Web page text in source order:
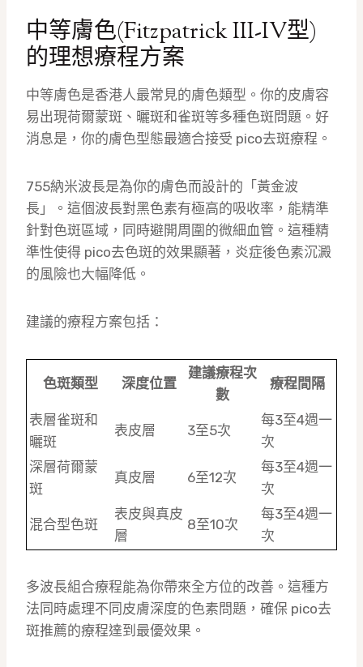
中等膚色(Fitzpatrick III-IV型)
的理想療程方案
中等膚色是香港人最常見的膚色類型。你的皮膚容
易出現荷爾蒙斑、曬斑和雀斑等多種色斑問題。好
消息是，你的膚色型態最適合接受 pico去斑療程。
755納米波長是為你的膚色而設計的「黃金波
長」。這個波長對黑色素有極高的吸收率，能精準
針對色斑區域，同時避開周圍的微細血管。這種精
準性使得 pico去色斑的效果顯著，炎症後色素沉澱
的風險也大幅降低。
建議的療程方案包括：
色斑類型 深度位置
建議療程次
數
療程間隔
表層雀斑和
曬斑
表皮層 3至5次
每3至4週一
次
深層荷爾蒙
斑
真皮層 6至12次
每3至4週一
次
混合型色斑
表皮與真皮
層
8至10次
每3至4週一
次
多波長組合療程能為你帶來全方位的改善。這種方
法同時處理不同皮膚深度的色素問題，確保 pico去
斑推薦的療程達到最優效果。